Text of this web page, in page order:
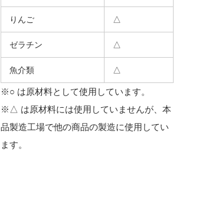
りんご △
ゼラチン △
魚介類 △
※○ は原材料として使用しています。
※△ は原材料には使用していませんが、本
品製造工場で他の商品の製造に使用してい
ます。